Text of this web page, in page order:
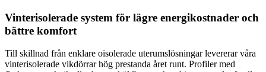
Vinterisolerade system för lägre energikostnader och
bättre komfort
Till skillnad från enklare oisolerade uterumslösningar levererar våra
vinterisolerade vikdörrar hög prestanda året runt. Profiler med